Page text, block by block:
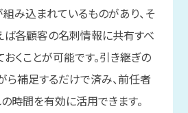
み込まれているものがあり、そ
ば各顧客の名刺情報に共有すべ
くことが可能です。引き継ぎの
ら補足するだけで済み、前任者
時間を有効に活用できます。